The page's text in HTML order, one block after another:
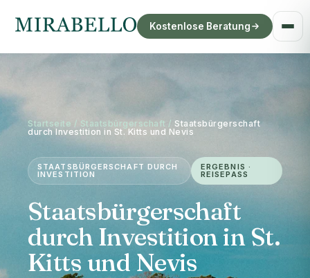
Kostenlose Beratung
Startseite / Staatsbürgerschaft / Staatsbürgerschaft
durch Investition in St. Kitts und Nevis
STAATSBÜRGERSCHAFT DURCH
INVESTITION
ERGEBNIS ·
REISEPASS
Staatsbürgerschaft
durch Investition in St.
Kitts und Nevis